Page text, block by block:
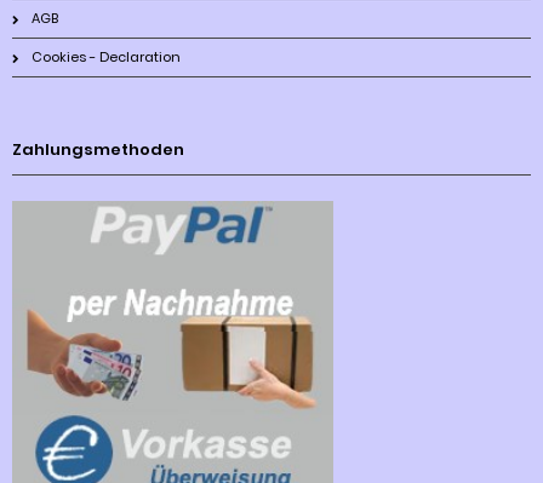
AGB
Cookies - Declaration
Zahlungsmethoden